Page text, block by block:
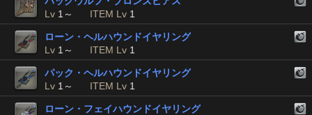
Lv 1～ ITEM Lv 1
ローン・ヘルハウンドイヤリング
Lv 1～ ITEM Lv 1
パック・ヘルハウンドイヤリング
Lv 1～ ITEM Lv 1
ローン・フェイハウンドイヤリング